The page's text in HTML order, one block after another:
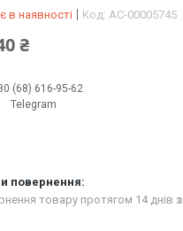
в наявності Код: AC-00005745
₴
(68) 616-95-62
Telegram
товару протягом 14 днів